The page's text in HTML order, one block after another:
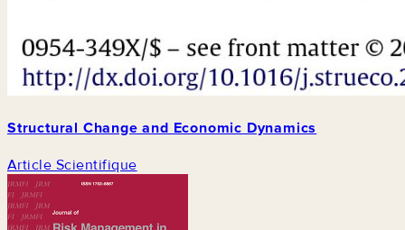
Structural Change and Economic Dynamics
Article Scientifique